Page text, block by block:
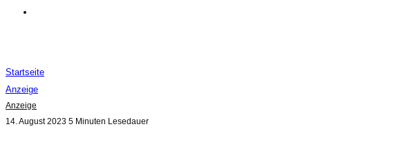
Startseite
Anzeige
Anzeige
14. August 2023 5 Minuten Lesedauer